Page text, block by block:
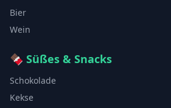
Bier
Wein
🍫 Süßes & Snacks
Schokolade
Kekse